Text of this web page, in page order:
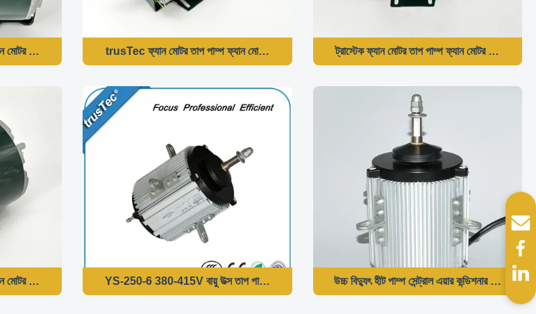
মোটর 375W 1425/1725RPMtrusTec ফ্যান মোটর তাপ পাম্প ফ্যান মোটর 735W 1425/1725RPMট্রাস্টেক ফ্যান মোটর তাপ পাম্প ফ্যান মোটর 250W
মোটর 550W 1425/1725RPMYS-250-6 380-415V বায়ু উত্স তাপ পাম্প মোটর এসি ফ্যান মোটর উচ্চ দক্ষতা প্রতিস্থাপন
উচ্চ বিদ্যুৎ হীট পাম্প সেন্ট্রাল এয়ার কন্ডিশনার মোটর